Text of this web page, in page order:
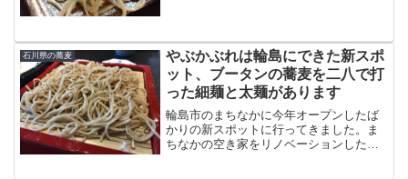
う）です。敬蔵の蕎麦はすべ...
石川県の蕎麦
やぶかぶれは輪島にできた新スポ
ット、ブータンの蕎麦を二八で打
った細麺と太麺があります
輪島市のまちなかに今年オープンしたば
かりの新スポットに行ってきました。ま
ちなかの空き家をリノベーションした分